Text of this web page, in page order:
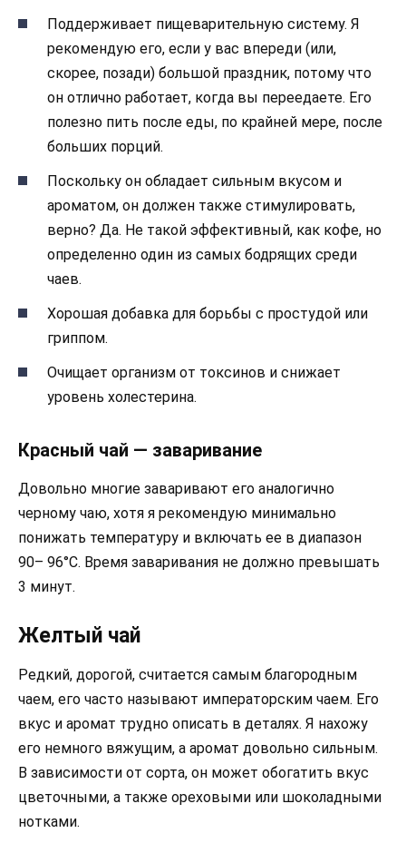
Поддерживает пищеварительную систему. Я
рекомендую его, если у вас впереди (или,
скорее, позади) большой праздник, потому что
он отлично работает, когда вы переедаете. Его
полезно пить после еды, по крайней мере, после
больших порций.
Поскольку он обладает сильным вкусом и
ароматом, он должен также стимулировать,
верно? Да. Не такой эффективный, как кофе, но
определенно один из самых бодрящих среди
чаев.
Хорошая добавка для борьбы с простудой или
гриппом.
Очищает организм от токсинов и снижает
уровень холестерина.
Красный чай — заваривание
Довольно многие заваривают его аналогично
черному чаю, хотя я рекомендую минимально
понижать температуру и включать ее в диапазон
90– 96°C. Время заваривания не должно превышать
3 минут.
Желтый чай
Редкий, дорогой, считается самым благородным
чаем, его часто называют императорским чаем. Его
вкус и аромат трудно описать в деталях. Я нахожу
его немного вяжущим, а аромат довольно сильным.
В зависимости от сорта, он может обогатить вкус
цветочными, а также ореховыми или шоколадными
нотками.